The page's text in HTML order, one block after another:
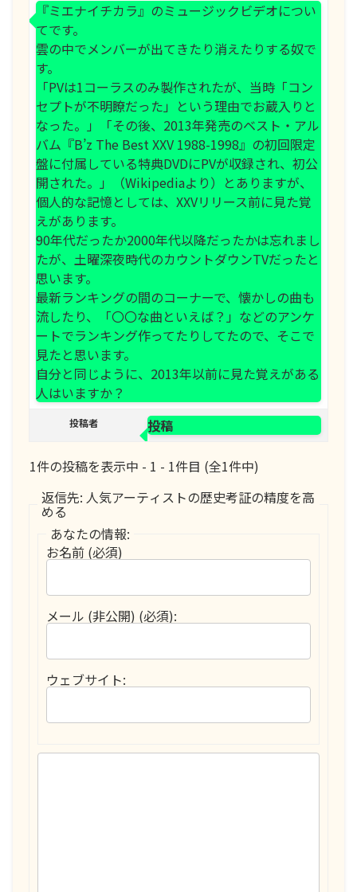
『ミエナイチカラ』のミュージックビデオについ
てです。
雲の中でメンバーが出てきたり消えたりする奴で
す。
「PVは1コーラスのみ製作されたが、当時「コン
セプトが不明瞭だった」という理由でお蔵入りと
なった。」「その後、2013年発売のベスト・アル
バム『B’z The Best XXV 1988-1998』の初回限定
盤に付属している特典DVDにPVが収録され、初公
開された。」（Wikipediaより）とありますが、
個人的な記憶としては、XXVリリース前に見た覚
えがあります。
90年代だったか2000年代以降だったかは忘れまし
たが、土曜深夜時代のカウントダウンTVだったと
思います。
最新ランキングの間のコーナーで、懐かしの曲も
流したり、「〇〇な曲といえば？」などのアンケ
ートでランキング作ってたりしてたので、そこで
見たと思います。
自分と同じように、2013年以前に見た覚えがある
人はいますか？
投稿者 投稿
1件の投稿を表示中 - 1 - 1件目 (全1件中)
返信先: 人気アーティストの歴史考証の精度を高
める
あなたの情報:
お名前 (必須)
メール (非公開) (必須):
ウェブサイト: